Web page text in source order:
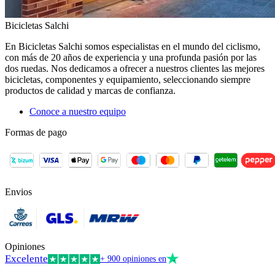
Bicicletas Salchi
En Bicicletas Salchi somos especialistas en el mundo del ciclismo,
con más de 20 años de experiencia y una profunda pasión por las
dos ruedas. Nos dedicamos a ofrecer a nuestros clientes las mejores
bicicletas, componentes y equipamiento, seleccionando siempre
productos de calidad y marcas de confianza.
Conoce a nuestro equipo
Formas de pago
Envios
Opiniones
Excelente + 900 opiniones en